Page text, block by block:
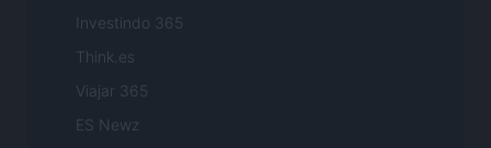
Investindo 365
Think.es
Viajar 365
ES Newz